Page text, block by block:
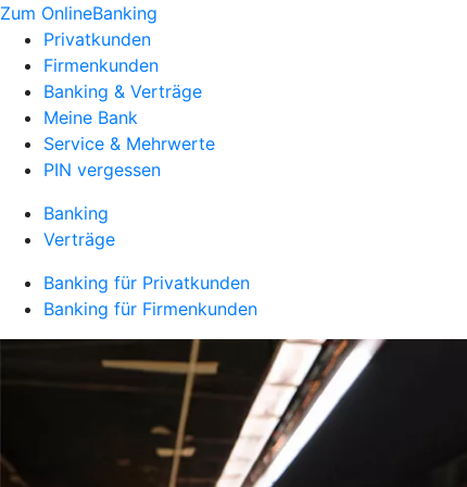
Zum OnlineBanking
Privatkunden
Firmenkunden
Banking & Verträge
Meine Bank
Service & Mehrwerte
PIN vergessen
Banking
Verträge
Banking für Privatkunden
Banking für Firmenkunden